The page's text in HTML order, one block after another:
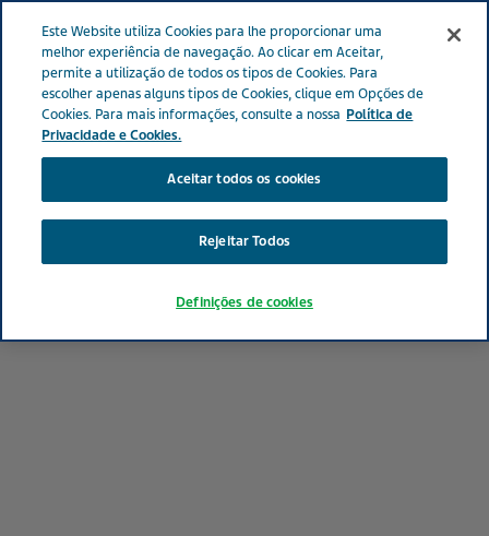
PORTUGAL
Portugal Medicamentos Medicamentos de A a Z
Este Website utiliza Cookies para lhe proporcionar uma
melhor experiência de navegação. Ao clicar em Aceitar,
permite a utilização de todos os tipos de Cookies. Para
escolher apenas alguns tipos de Cookies, clique em Opções de
Cookies. Para mais informações, consulte a nossa Política de
Privacidade e Cookies.
Aceitar todos os cookies
Rejeitar Todos
Definições de cookies